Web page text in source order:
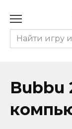
содержанию
Bubbu